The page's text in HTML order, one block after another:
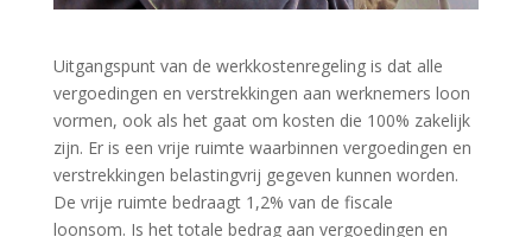
Uitgangspunt van de werkkostenregeling is dat alle
vergoedingen en verstrekkingen aan werknemers loon
vormen, ook als het gaat om kosten die 100% zakelijk
zijn. Er is een vrije ruimte waarbinnen vergoedingen en
verstrekkingen belastingvrij gegeven kunnen worden.
De vrije ruimte bedraagt 1,2% van de fiscale
loonsom. Is het totale bedrag aan vergoedingen en